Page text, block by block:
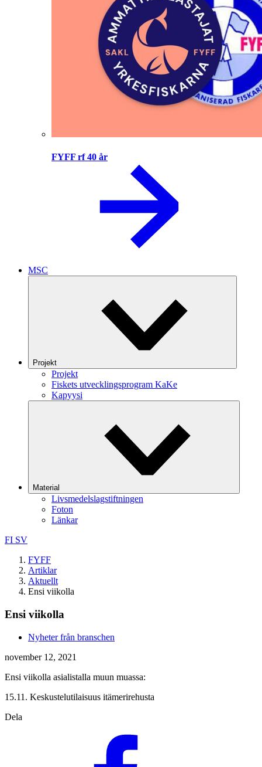
FYFF rf 40 år
MSC
Projekt
Projekt
Fiskets utvecklingsprogram KaKe
Kapyysi
Material
Livsmedelslagstiftningen
Foton
Länkar
FI SV
FYFF
Artiklar
Aktuellt
Ensi viikolla
Ensi viikolla
Nyheter från branschen
november 12, 2021
Ensi viikolla asialistalla muun muassa:
15.11. Keskustelutilaisuus itämerirehusta
Dela